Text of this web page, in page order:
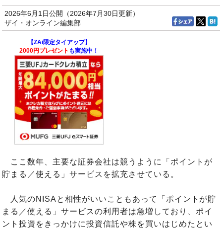
2026年6月1日公開（2026年7月30日更新）
ザイ・オンライン編集部
【ZAi限定タイアップ】
2000円プレゼント も実施中！
ここ数年、主要な証券会社は競うように「ポイントが
貯まる／使える」サービスを拡充させている。
人気のNISAと相性がいいこともあって「ポイントが貯
まる／使える」サービスの利用者は急増しており、ポイ
ント投資をきっかけに投資信託や株を買いはじめたとい